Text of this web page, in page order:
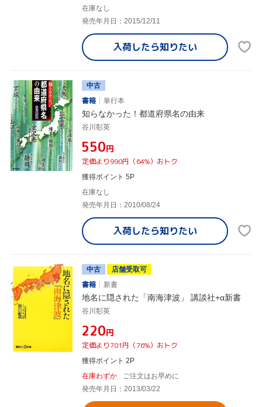
在庫なし
発売年月日：2015/12/11
入荷したら知りたい
中古
書籍
単行本
知らなかった！都道府県名の由来
谷川彰英
¥550円
定価より990円（64%）おトク
獲得ポイント 5P
在庫なし
発売年月日：2010/08/24
入荷したら知りたい
中古
店舗受取可
書籍
新書
地名に隠された「南海津波」 講談社+α新書
谷川彰英
¥220円
定価より701円（76%）おトク
獲得ポイント 2P
在庫わずか
ご注文はお早めに
発売年月日：2013/03/22